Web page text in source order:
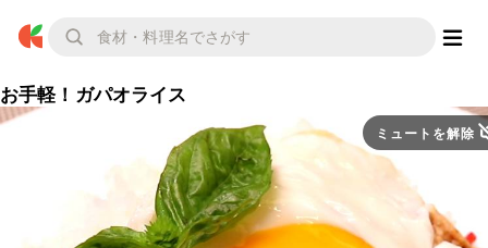
お手軽！ガパオライス
ミュートを解除